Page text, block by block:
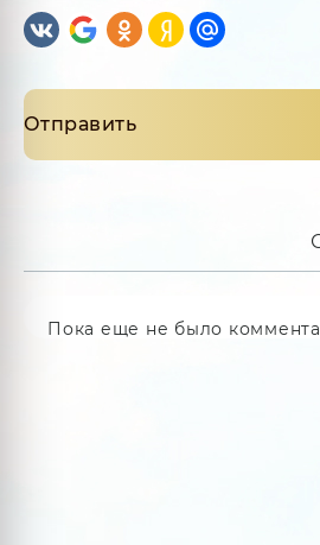
Пока еще не было